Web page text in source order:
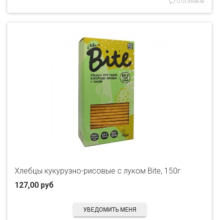
Хлебцы кукурузно-рисовые с луком Bite, 150г
127,00 руб
УВЕДОМИТЬ МЕНЯ